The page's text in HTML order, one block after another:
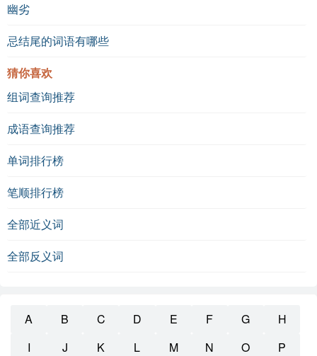
幽劣
忌结尾的词语有哪些
猜你喜欢
组词查询推荐
成语查询推荐
单词排行榜
笔顺排行榜
全部近义词
全部反义词
A B C D E F G
H
I
J K L M N O
P